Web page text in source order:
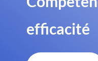
efficacité